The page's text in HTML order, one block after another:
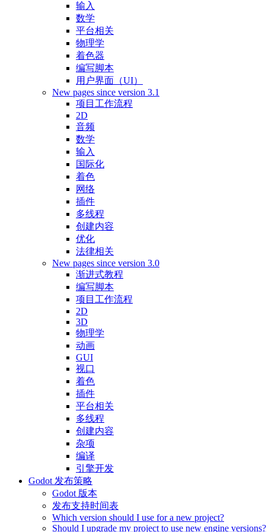
输入
数学
平台相关
物理学
着色器
编写脚本
用户界面（UI）
New pages since version 3.1
项目工作流程
2D
音频
数学
输入
国际化
着色
网络
插件
多线程
创建内容
优化
法律相关
New pages since version 3.0
渐进式教程
编写脚本
项目工作流程
2D
3D
物理学
动画
GUI
视口
着色
插件
平台相关
多线程
创建内容
杂项
编译
引擎开发
Godot 发布策略
Godot 版本
发布支持时间表
Which version should I use for a new project?
Should I upgrade my project to use new engine versions?